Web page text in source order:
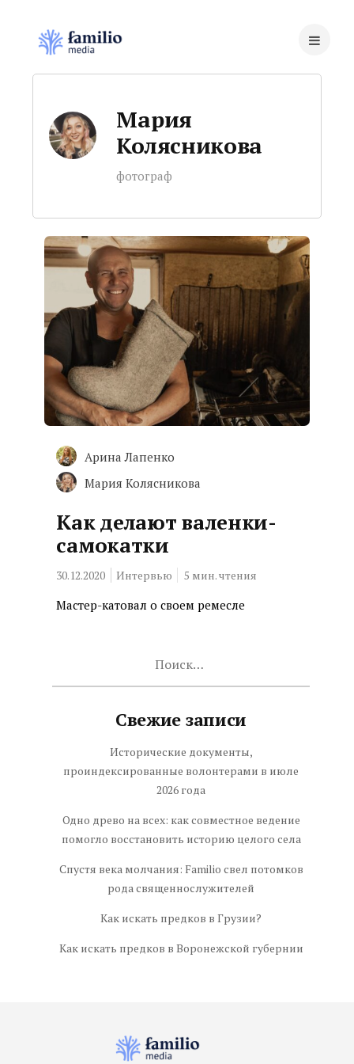
Мария
Колясникова
фотограф
Арина Лапенко
Мария Колясникова
Как делают валенки-
самокатки
30.12.2020 Интервью 5 мин. чтения
Мастер-катовал о своем ремесле
Свежие записи
Исторические документы,
проиндексированные волонтерами в июле
2026 года
Одно древо на всех: как совместное ведение
помогло восстановить историю целого села
Спустя века молчания: Familio свел потомков
рода священнослужителей
Как искать предков в Грузии?
Как искать предков в Воронежской губернии